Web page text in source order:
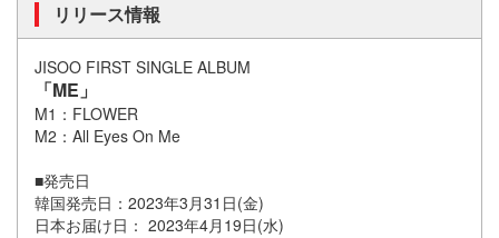
リリース情報
JISOO FIRST SINGLE ALBUM
「ME」
M1：FLOWER
M2：All Eyes On Me
■発売日
韓国発売日：2023年3月31日(金)
日本お届け日： 2023年4月19日(水)